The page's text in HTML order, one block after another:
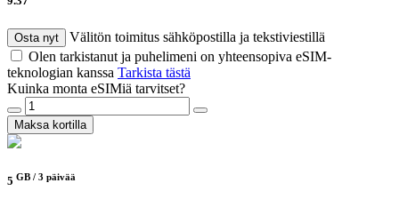
Osta nyt
Välitön toimitus sähköpostilla ja tekstiviestillä
Olen tarkistanut ja puhelimeni on yhteensopiva eSIM-
teknologian kanssa Tarkista tästä
Kuinka monta eSIMiä tarvitset?
Maksa kortilla
5 GB / 3 päivää